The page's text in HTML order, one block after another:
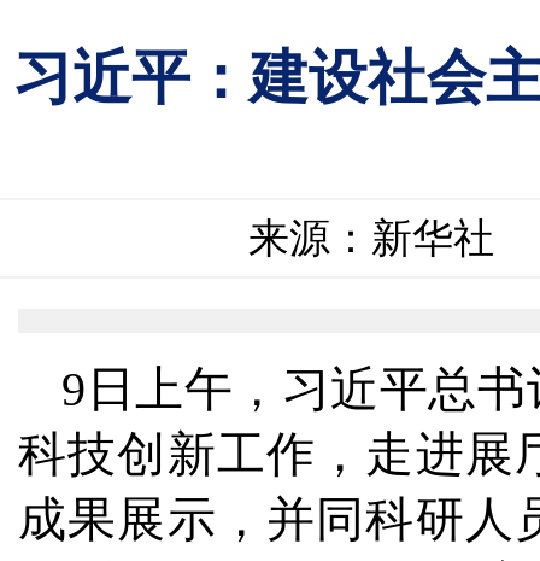
习近平：建设社会
来源：新华社
9日上午，习近平总
科技创新工作，走进展
成果展示，并同科研人